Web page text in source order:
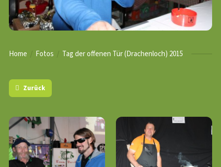
Home Fotos Tag der offenen Tür (Drachenloch) 2015
Zurück